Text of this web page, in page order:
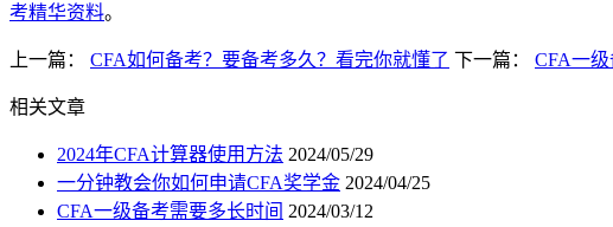
考精华资料。
上一篇： CFA如何备考？要备考多久？看完你就懂了 下一篇： CFA一
相关文章
2024年CFA计算器使用方法 2024/05/29
一分钟教会你如何申请CFA奖学金 2024/04/25
CFA一级备考需要多长时间 2024/03/12